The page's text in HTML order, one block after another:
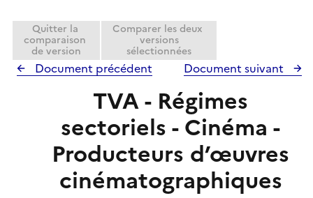
e
rQuitter la
comparaison
de version
Comparer les deux
versions
sélectionnées
Document précédent Document suivant
TVA - Régimes
sectoriels - Cinéma -
Producteurs d’œuvres
cinématographiques